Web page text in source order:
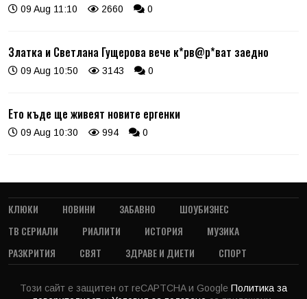
09 Aug 11:10 2660 0
Златка и Светлана Гущерова вече к*рв@р*ват заедно
09 Aug 10:50 3143 0
Ето къде ще живеят новите ергенки
09 Aug 10:30 994 0
КЛЮКИ НОВИНИ ЗАБАВНО
ШОУБИЗНЕС
ТВ СЕРИАЛИ
РИАЛИТИ ИСТОРИЯ
МУЗИКА
РАЗКРИТИЯ
СВЯТ ЗДРАВЕ И ДИЕТИ СПОРТ
Този сайт е защитен от reCAPTCHA и Google Политика за